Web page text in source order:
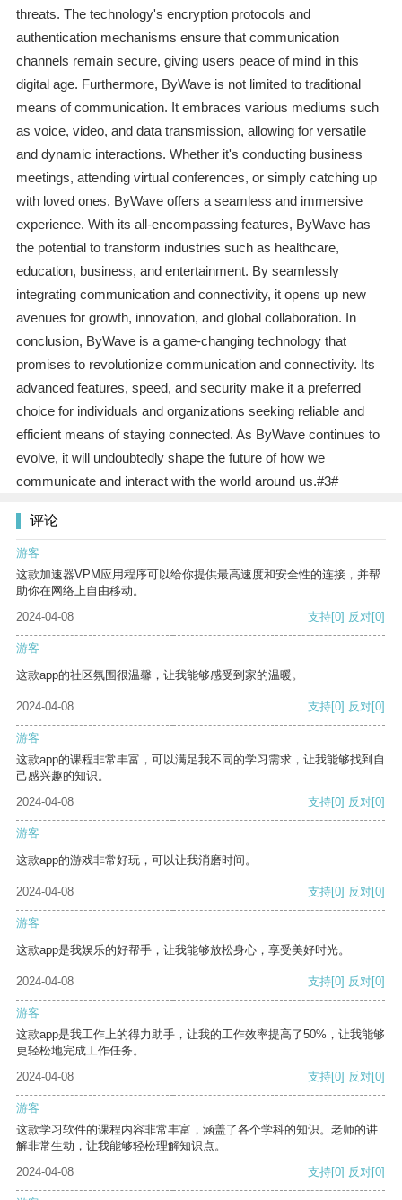
threats. The technology's encryption protocols and
authentication mechanisms ensure that communication
channels remain secure, giving users peace of mind in this
digital age. Furthermore, ByWave is not limited to traditional
means of communication. It embraces various mediums such
as voice, video, and data transmission, allowing for versatile
and dynamic interactions. Whether it's conducting business
meetings, attending virtual conferences, or simply catching up
with loved ones, ByWave offers a seamless and immersive
experience. With its all-encompassing features, ByWave has
the potential to transform industries such as healthcare,
education, business, and entertainment. By seamlessly
integrating communication and connectivity, it opens up new
avenues for growth, innovation, and global collaboration. In
conclusion, ByWave is a game-changing technology that
promises to revolutionize communication and connectivity. Its
advanced features, speed, and security make it a preferred
choice for individuals and organizations seeking reliable and
efficient means of staying connected. As ByWave continues to
evolve, it will undoubtedly shape the future of how we
communicate and interact with the world around us.#3#
评论
游客
这款加速器VPM应用程序可以给你提供最高速度和安全性的连接，并帮
助你在网络上自由移动。
2024-04-08
支持[0] 反对[0]
游客
这款app的社区氛围很温馨，让我能够感受到家的温暖。
2024-04-08 支持[0] 反对[0]
游客
这款app的课程非常丰富，可以满足我不同的学习需求，让我能够找到自
己感兴趣的知识。
2024-04-08
支持[0] 反对[0]
游客
这款app的游戏非常好玩，可以让我消磨时间。
2024-04-08 支持[0] 反对[0]
游客
这款app是我娱乐的好帮手，让我能够放松身心，享受美好时光。
2024-04-08 支持[0] 反对[0]
游客
这款app是我工作上的得力助手，让我的工作效率提高了50%，让我能够
更轻松地完成工作任务。
2024-04-08
支持[0] 反对[0]
游客
这款学习软件的课程内容非常丰富，涵盖了各个学科的知识。老师的讲
解非常生动，让我能够轻松理解知识点。
2024-04-08
支持[0] 反对[0]